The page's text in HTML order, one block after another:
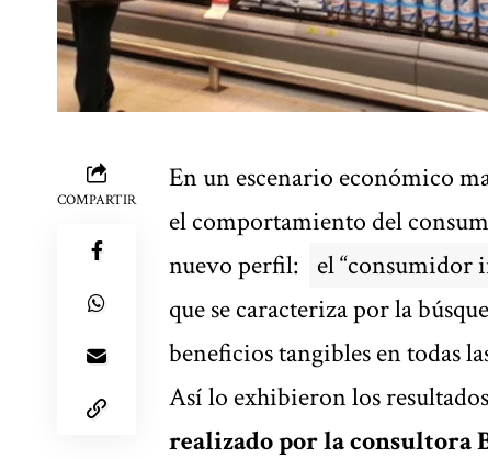
COMPARTIR
En un escenario económico
el comportamiento del
nuevo perfil:
el “consumidor
que se caracteriza por la
beneficios tangibles en todas
Así lo exhibieron los
realizado por la consultora